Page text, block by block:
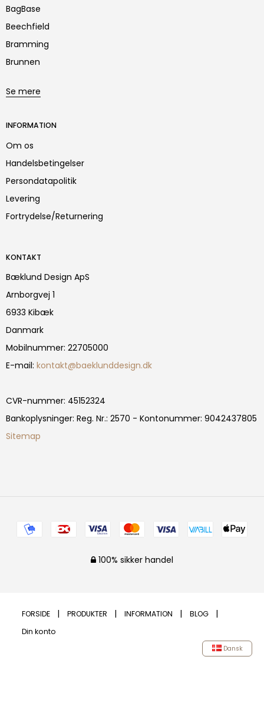
BagBase
Beechfield
Bramming
Brunnen
Se mere
INFORMATION
Om os
Handelsbetingelser
Persondatapolitik
Levering
Fortrydelse/Returnering
KONTAKT
Bæklund Design ApS
Arnborgvej 1
6933 Kibæk
Danmark
Mobilnummer: 22705000
E-mail: kontakt@baeklunddesign.dk
CVR-nummer: 45152324
Bankoplysninger: Reg. Nr.: 2570 - Kontonummer: 9042437805
Sitemap
100% sikker handel
FORSIDE PRODUKTER INFORMATION
BLOG
Din konto
Dansk